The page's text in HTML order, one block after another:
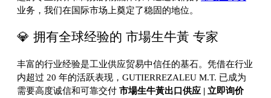
业务，我们在国际市场上奠定了稳固的地位。
💎 拥有全球经验的 市場生牛黃 专家
丰富的行业经验是工业供应贸易中信任的基石。凭借在行业
内超过 20 年的活跃表现，GUTIERREZALEU M.T. 已成为
需要高度诚信和可靠交付 市場生牛黃出口供应 | 立即询价